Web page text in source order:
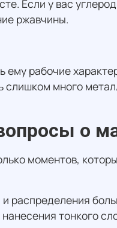
Если у вас
ржавчины.
ему рабочие
много
о
моментов,
распределения
тонкого